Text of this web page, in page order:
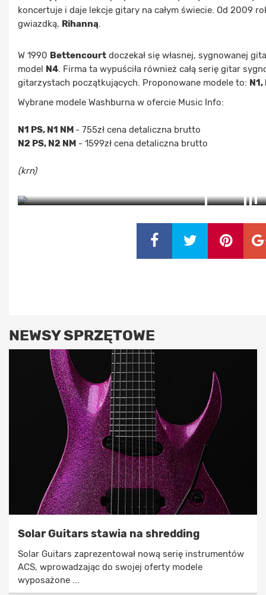
koncertuje i daje lekcje gitary na całym świecie. Od 2009
gwiazdką, Rihanną.
W 1990 Bettencourt doczekał się własnej, sygnowanej
model N4. Firma ta wypuściła również całą serię gitar
gitarzystach początkujących. Proponowane modele to:
Wybrane modele Washburna w ofercie Music Info:
N1 PS, N1 NM - 755zł cena detaliczna brutto
N2 PS, N2 NM - 1599zł cena detaliczna brutto
(krn)
ZOBACZ ZDJĘCIA
NEWSY SPRZĘTOWE
Solar Guitars stawia na shredding
Solar Guitars zaprezentował nową serię instrumentów
ACS, wprowadzając do swojej oferty modele
wyposażone ...